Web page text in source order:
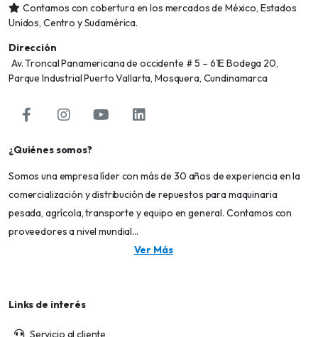
Contamos con cobertura en los mercados de México, Estados
Unidos, Centro y Sudamérica.
Dirección
Av. Troncal Panamericana de occidente # 5 – 61E Bodega 20,
Parque Industrial Puerto Vallarta, Mosquera, Cundinamarca
¿Quiénes somos?
Somos una empresa líder con más de 30 años de experiencia en la
comercialización y distribución de repuestos para maquinaria
pesada, agrícola, transporte y equipo en general. Contamos con
proveedores a nivel mundial...
Ver Más
Links de interés
Servicio al cliente